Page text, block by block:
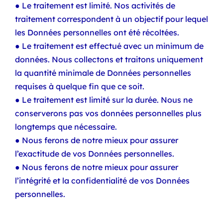
● Le traitement est limité. Nos activités de
traitement correspondent à un objectif pour lequel
les Données personnelles ont été récoltées.
● Le traitement est effectué avec un minimum de
données. Nous collectons et traitons uniquement
la quantité minimale de Données personnelles
requises à quelque fin que ce soit.
● Le traitement est limité sur la durée. Nous ne
conserverons pas vos données personnelles plus
longtemps que nécessaire.
● Nous ferons de notre mieux pour assurer
l’exactitude de vos Données personnelles.
● Nous ferons de notre mieux pour assurer
l’intégrité et la confidentialité de vos Données
personnelles.